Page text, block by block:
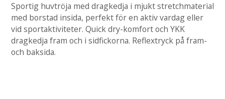
Sportig huvtröja med dragkedja i mjukt stretchmaterial
med borstad insida, perfekt för en aktiv vardag eller
vid sportaktiviteter. Quick dry-komfort och YKK
dragkedja fram och i sidfickorna. Reflextryck på fram-
och baksida.